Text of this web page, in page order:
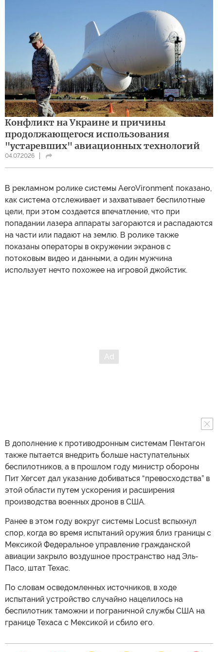
Конфликт на Украине и причины
продолжающегося использования
"устаревших" авиационных технологий
04.07.2026
В рекламном ролике системы AeroVironment показано,
как система отслеживает и захватывает беспилотные
цели, при этом создается впечатление, что при
попадании лазера аппараты загораются и распадаются
на части или падают на землю. В ролике также
показаны операторы в окружении экранов с
потоковым видео и данными, а один мужчина
использует нечто похожее на игровой джойстик.
В дополнение к противодронным системам Пентагон
также пытается внедрить больше наступательных
беспилотников, а в прошлом году министр обороны
Пит Хегсет дал указание добиваться “превосходства” в
этой области путем ускорения и расширения
производства военных дронов в США.
Ранее в этом году вокруг системы Locust вспыхнул
спор, когда во время испытаний оружия близ границы с
Мексикой Федеральное управление гражданской
авиации закрыло воздушное пространство над Эль-
Пасо, штат Техас.
По словам осведомленных источников, в ходе
испытаний устройство случайно нацелилось на
беспилотник таможни и пограничной службы США на
границе Техаса с Мексикой и сбило его.